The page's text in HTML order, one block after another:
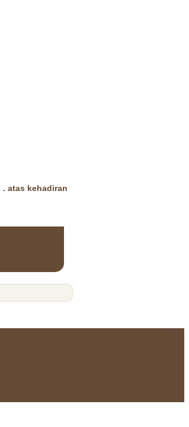
atas kehadiran